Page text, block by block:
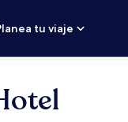
tu viaje